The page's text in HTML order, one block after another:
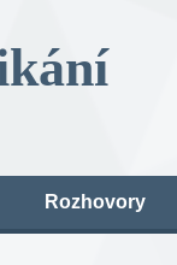
Rozhovory